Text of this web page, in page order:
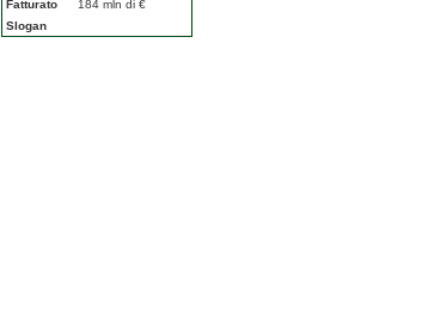
Fatturato
184 mln di €
Slogan